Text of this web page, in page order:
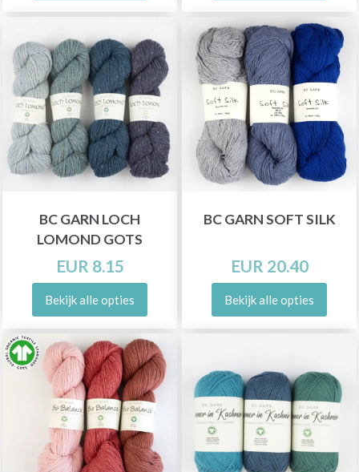
BC GARN LOCH
LOMOND GOTS
EUR 8.15
Bekijk alle opties
BC GARN SOFT SILK
EUR 20.40
Bekijk alle opties